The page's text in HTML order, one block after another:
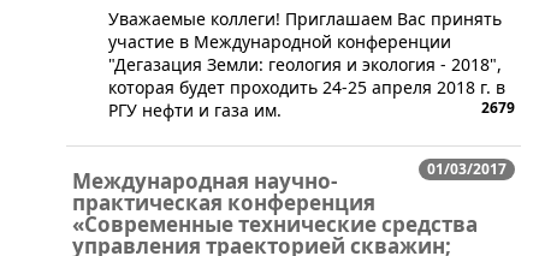
​Уважаемые коллеги! Приглашаем Вас принять
участие в Международной конференции
"Дегазация Земли: геология и экология - 2018",
которая будет проходить 24-25 апреля 2018 г. в
РГУ нефти и газа им.
2679
01/03/2017
Международная научно-
практическая конференция
«Современные технические средства
управления траекторией скважин;